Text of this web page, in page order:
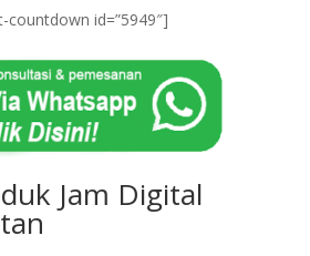
countdown id=”5949″]
Jam Digital